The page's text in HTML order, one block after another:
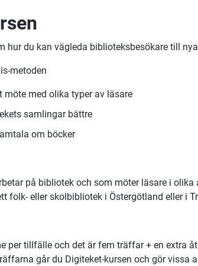
hur du kan vägleda biblioteksbesökare till
metoden
möte med olika typer av läsare
samlingar bättre
om böcker
på bibliotek och som möter läsare i olika
folk- eller skolbibliotek i Östergötland eller i
per tillfälle och det är fem träffar + en extra